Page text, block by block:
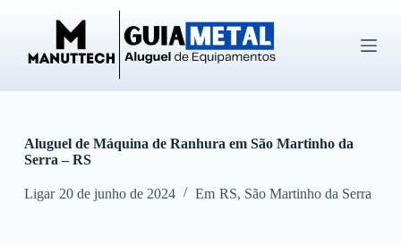
o
o
Aluguel de Máquina de Ranhura em São Martinho da
Serra – RS
Ligar 20 de junho de 2024 Em RS, São Martinho da Serra